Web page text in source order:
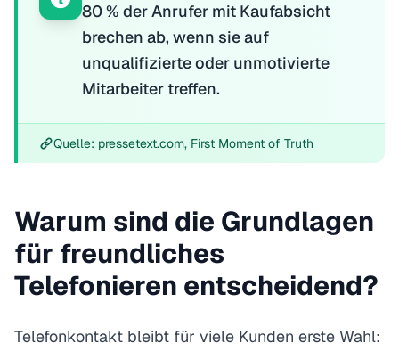
80 % der Anrufer mit Kaufabsicht
brechen ab, wenn sie auf
unqualifizierte oder unmotivierte
Mitarbeiter treffen.
Quelle: pressetext.com, First Moment of Truth
Warum sind die Grundlagen
für freundliches
Telefonieren entscheidend?
Telefonkontakt bleibt für viele Kunden erste Wahl: